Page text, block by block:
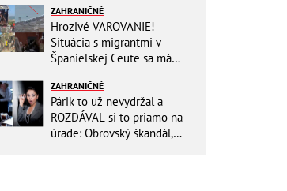
ZAHRANIČNÉ
Hrozivé VAROVANIE!
Situácia s migrantmi v
Španielskej Ceute sa má
presný dátum druhej invázie
ZAHRANIČNÉ
Párik to už nevydržal a
ROZDÁVAL si to priamo na
úrade: Obrovský škandál,